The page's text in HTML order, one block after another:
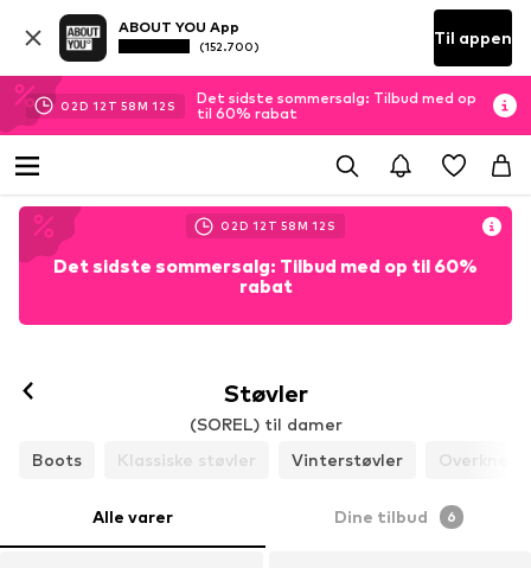
ABOUT YOU App
(152.700) Til appen
02D 12 T 58M 11 S
Det sidste sommersalg: Tilbud med op
til 60% rabat
02D 12 T 58M 11 S
Det sidste sommersalg: Tilbud med op til 60%
rabat
Støvler
(SOREL) til damer
Boots
Klassiske støvler Vinterstøvler Overknees
Alle varer Dine tilbud 6